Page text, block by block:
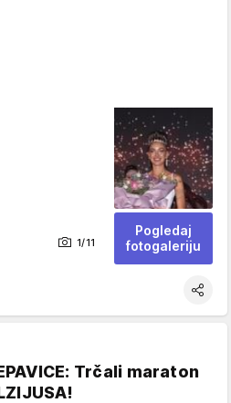
1/11
Pogledaj
fotogaleriju
Trčali maraton